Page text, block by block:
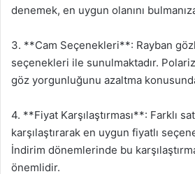
denemek, en uygun olanını
3. **Cam Seçenekleri**: Rayban
seçenekleri ile sunulmaktadır.
göz yorgunluğunu azaltma
4. **Fiyat Karşılaştırması**: Farklı
karşılaştırarak en uygun fiyatlı
İndirim dönemlerinde bu
önemlidir.